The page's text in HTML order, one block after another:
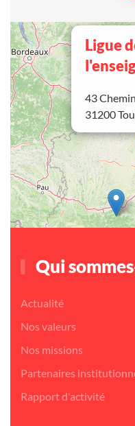
Ligue
43
31200
Qui
Actualité
Nos valeurs
Nos missions
Partenaires
Rapport d'activité